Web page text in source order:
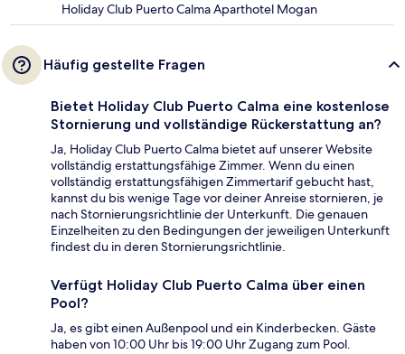
Holiday Club Puerto Calma Aparthotel Mogan
Häufig gestellte Fragen
Bietet Holiday Club Puerto Calma eine kostenlose
Stornierung und vollständige Rückerstattung an?
Ja, Holiday Club Puerto Calma bietet auf unserer Website
vollständig erstattungsfähige Zimmer. Wenn du einen
vollständig erstattungsfähigen Zimmertarif gebucht hast,
kannst du bis wenige Tage vor deiner Anreise stornieren, je
nach Stornierungsrichtlinie der Unterkunft. Die genauen
Einzelheiten zu den Bedingungen der jeweiligen Unterkunft
findest du in deren Stornierungsrichtlinie.
Verfügt Holiday Club Puerto Calma über einen
Pool?
Ja, es gibt einen Außenpool und ein Kinderbecken. Gäste
haben von 10:00 Uhr bis 19:00 Uhr Zugang zum Pool.